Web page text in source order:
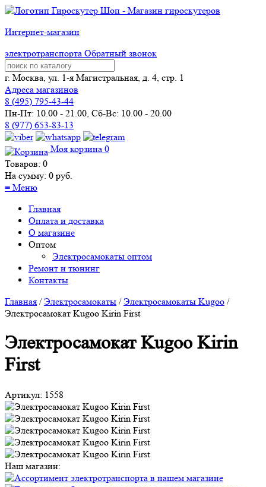
Интернет-магазин
электротранспорта Обратный звонок
г. Москва, ул. 1-я Магистральная, д. 4, стр. 1
Адреса магазинов
8 (495) 795-43-44
Пн-Пт: 10.00 - 21.00, Сб-Вс: 10.00 - 20.00
8 (977) 653-83-13
Моя корзина 0
Товаров: 0
На сумму: 0 руб.
≡ Меню
Главная
Оплата и доставка
О магазине
Оптом
Электросамокаты оптом
Ремонт и тюнинг
Контакты
Главная /Электросамокаты /Электросамокаты Kugoo /
Электросамокат Kugoo Kirin First
Электросамокат Kugoo Kirin
First
Артикул: 1558
Наш магазин: